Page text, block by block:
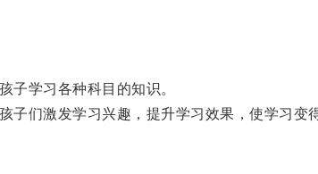
学习各种科目的知识。
们激发学习兴趣，提升学习效果，使学习变